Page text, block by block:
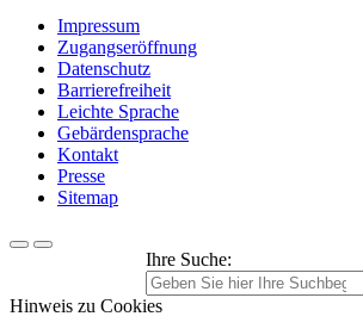
Impressum
Zugangseröffnung
Datenschutz
Barrierefreiheit
Leichte Sprache
Gebärdensprache
Kontakt
Presse
Sitemap
Ihre Suche:
Hinweis zu Cookies